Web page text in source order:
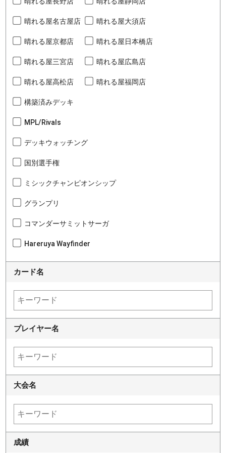
晴れる屋名古屋店 晴れる屋大須店
晴れる屋京都店 晴れる屋日本橋店
晴れる屋三宮店 晴れる屋広島店
晴れる屋高松店 晴れる屋福岡店
構築済みデッキ
MPL/Rivals
デッキウォッチング
国別選手権
ミシックチャンピオンシップ
グランプリ
コマンダーサミットサーガ
Hareruya Wayfinder
カード名
プレイヤー名
大会名
成績